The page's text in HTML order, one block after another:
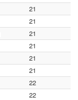
21
21
21
21
21
21
22
22